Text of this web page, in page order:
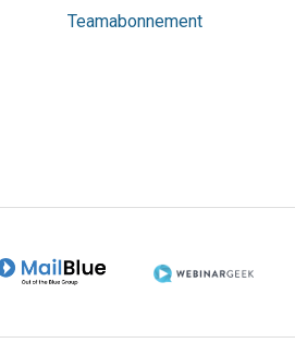
Teamabonnement